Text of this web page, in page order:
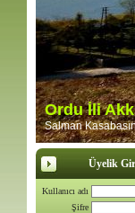
Ordu İli
Salman
Üyelik
Kullanıcı adı
Şifre